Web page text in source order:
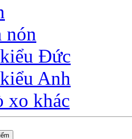
nón
Đức
Anh
xo khác